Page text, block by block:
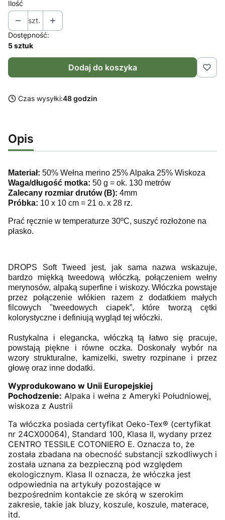
Ilość
szt.
Dostępność:
5 sztuk
Dodaj do koszyka
Czas wysyłki:48 godzin
Opis
Materiał: 50% Wełna merino 25% Alpaka 25% Wiskoza
Waga/długość motka: 50 g = ok. 130 metrów
Zalecany rozmiar drutów (B): 4mm
Próbka: 10 x 10 cm = 21 o. x 28 rz.
Prać ręcznie w temperaturze 30ºC, suszyć rozłożone na
płasko.
DROPS Soft Tweed jest, jak sama nazwa wskazuje,
bardzo miękką tweedową włóczką, połączeniem wełny
merynosów, alpaką superfine i wiskozy. Włóczka powstaje
przez połączenie włókien razem z dodatkiem małych
filcowych "tweedowych ciapek”, które tworzą cętki
kolorystyczne i definiują wygląd tej włóczki.
Rustykalna i elegancka, włóczką tą łatwo się pracuje,
powstają piękne i równe oczka. Doskonały wybór na
wzory strukturalne, kamizelki, swetry rozpinane i przez
głowę oraz inne dodatki.
Wyprodukowano w Unii Europejskiej
Pochodzenie: Alpaka i wełna z Ameryki Południowej,
wiskoza z Austrii
Ta włóczka posiada certyfikat Oeko-Tex® (certyfikat
nr 24CX00064), Standard 100, Klasa II, wydany przez
CENTRO TESSILE COTONIERO E. Oznacza to, że
została zbadana na obecność substancji szkodliwych i
została uznana za bezpieczną pod względem
ekologicznym. Klasa II oznacza, że włóczka jest
odpowiednia na artykuły pozostające w
bezpośrednim kontakcie ze skórą w szerokim
zakresie, takie jak bluzy, koszule, koszule, materace,
itd.